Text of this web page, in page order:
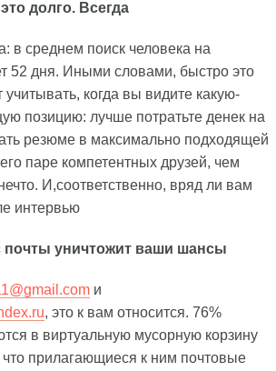
долго. Всегда
в среднем поиск человека на
52 дня. Иными словами, быстро это
учитывать, когда вы видите какую-
позицию: лучше потратьте денек на
резюме в максимально подходящей
паре компетентных друзей, чем
И,соответственно, вряд ли вам
интервью
почты уничтожит ваши шансы
и
, это к вам относится. 76%
в виртуальную мусорную корзину
что прилагающиеся к ним почтовые